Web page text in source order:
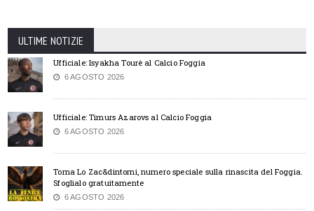
ULTIME NOTIZIE
Ufficiale: Isyakha Tourè al Calcio Foggia
6 AGOSTO 2026
Ufficiale: Timurs Azarovs al Calcio Foggia
6 AGOSTO 2026
Torna Lo Zac&dintorni, numero speciale sulla rinascita del Foggia.
Sfoglialo gratuitamente
6 AGOSTO 2026